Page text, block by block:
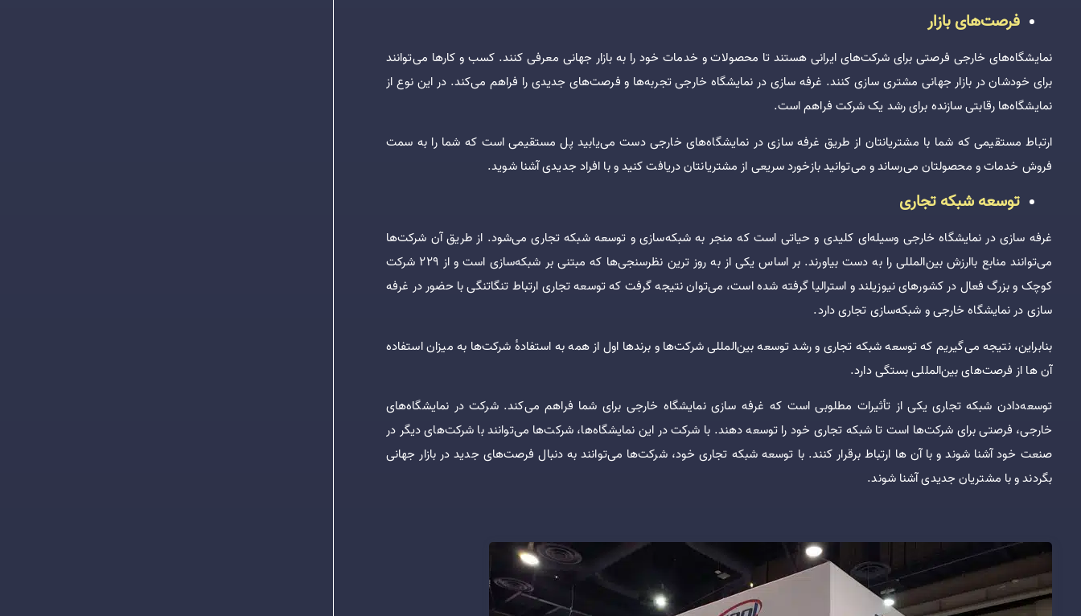
فرصت‌های بازار
نمایشگاه‌های خارجی فرصتی برای شرکت‌های ایرانی هستند تا محصولات و خدمات خود را به بازار جهانی معرفی کنند. کسب ‌و کارها می‌توانند
برای خودشان در بازار جهانی مشتری سازی کنند. غرفه سازی در نمایشگاه خارجی تجربه‌ها و فرصت‌های جدیدی را فراهم می‌کند. در این نوع از
نمایشگاه‌ها رقابتی سازنده برای رشد یک شرکت فراهم است.
ارتباط مستقیمی که شما با مشتریانتان از طریق غرفه سازی در نمایشگاه‌های خارجی دست می‌یابید پل مستقیمی است که شما را به سمت
فروش خدمات و محصولتان می‌رساند و می‌توانید بازخورد سریعی از مشتریانتان دریافت کنید و با افراد جدیدی آشنا شوید.
توسعه شبکه تجاری
غرفه سازی در نمایشگاه خارجی وسیله‌ای کلیدی و حیاتی است که منجر به شبکه‌سازی و توسعه شبکه تجاری می‌شود. از طریق آن شرکت‌ها
می‌توانند منابع باارزش بین‌المللی را به دست بیاورند. بر اساس یکی از به روز ترین نظرسنجی‌ها که مبتنی بر شبکه‌سازی است و از 229 شرکت
کوچک و بزرگ فعال در کشورهای نیوزیلند و استرالیا گرفته شده است، می‌توان نتیجه گرفت که توسعه تجاری ارتباط تنگاتنگی با حضور در غرفه
سازی در نمایشگاه خارجی و شبکه‌سازی تجاری دارد.
بنابراین، نتیجه می‌گیریم که توسعه شبکه تجاری و رشد توسعه بین‌المللی شرکت‌ها و برندها اول از همه به استفادهٔ شرکت‌ها به میزان استفاده
آن ها از فرصت‌های بین‌المللی بستگی دارد.
توسعه‌دادن شبکه تجاری یکی از تأثیرات مطلوبی است که غرفه سازی نمایشگاه خارجی برای شما فراهم می‌کند. شرکت در نمایشگاه‌های
خارجی، فرصتی برای شرکت‌ها است تا شبکه تجاری خود را توسعه دهند. با شرکت در این نمایشگاه‌ها، شرکت‌ها می‌توانند با شرکت‌های دیگر در
صنعت خود آشنا شوند و با آن ها ارتباط برقرار کنند. با توسعه شبکه تجاری خود، شرکت‌ها می‌توانند به دنبال فرصت‌های جدید در بازار جهانی
بگردند و با مشتریان جدیدی آشنا شوند.